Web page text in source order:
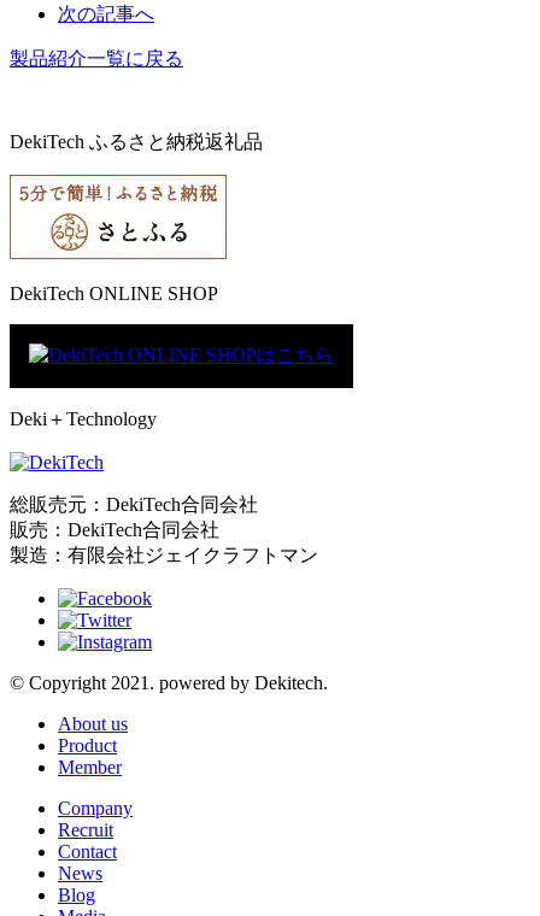
次の記事へ
製品紹介一覧に戻る
DekiTech ふるさと納税返礼品
DekiTech ONLINE SHOP
Deki＋Technology
総販売元：DekiTech合同会社
販売：DekiTech合同会社
製造：有限会社ジェイクラフトマン
© Copyright 2021. powered by Dekitech.
About us
Product
Member
Company
Recruit
Contact
News
Blog